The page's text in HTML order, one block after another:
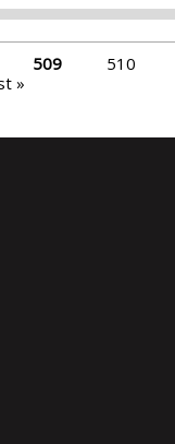
509 510
»